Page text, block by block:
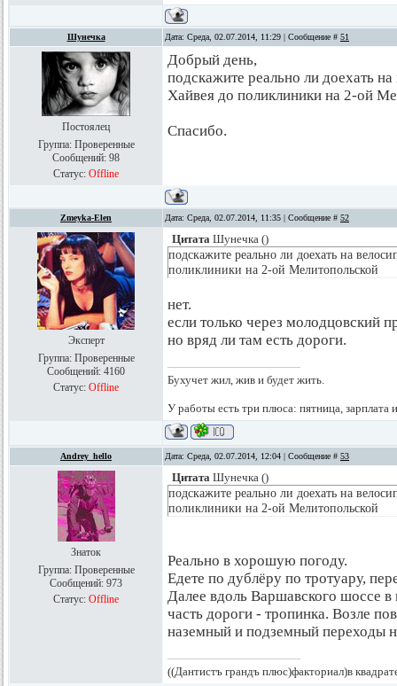
Шунечка Дата: Среда, 02.07.2014, 11:29 | Сообщение # 51
Постоялец
Группа: Проверенные
Сообщений: 98
Статус: Offline
Добрый день,
подскажите реально ли доехать
Хайвея до поликлиники на 2-ой
Спасибо.
Zmeyka-Elen Дата: Среда, 02.07.2014, 11:35 | Сообщение # 52
Эксперт
Группа: Проверенные
Сообщений: 4160
Статус: Offline
Цитата Шунечка ()
подскажите реально ли доехать на
поликлиники на 2-ой Мелитопольской
нет.
если только через молодцовский
но вряд ли там есть дороги.
Бухучет жил, жив и будет жить.
У работы есть три плюса: пятница, зарплата
Andrey_hello Дата: Среда, 02.07.2014, 12:04 | Сообщение # 53
Знаток
Группа: Проверенные
Сообщений: 973
Статус: Offline
Цитата Шунечка ()
подскажите реально ли доехать на
поликлиники на 2-ой Мелитопольской
Реально в хорошую погоду.
Едете по дублёру по тротуару,
Далее вдоль Варшавского шоссе в
часть дороги - тропинка. Возле
наземный и подземный переходы
((Дантистъ грандъ плюс)факториал)в